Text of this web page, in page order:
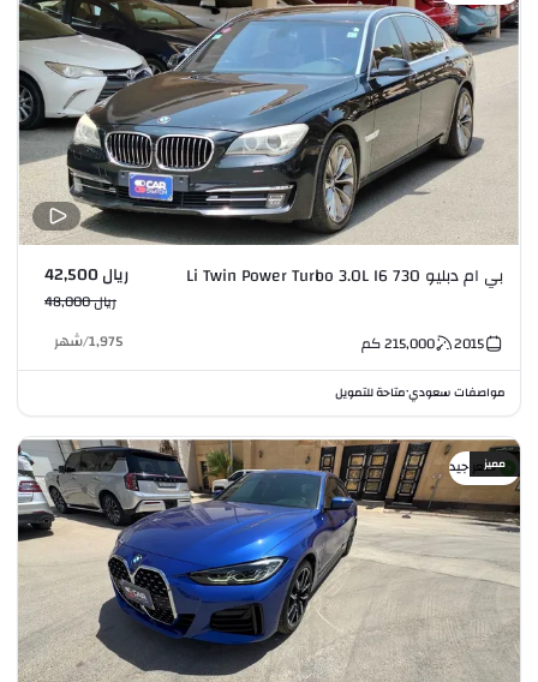
بي ام دبليو 730 Li Twin Power Turbo 3.0L I6 ريال 42,500
ريال 48,000
2015
215,000كم 1,975
/شهر
مواصفات سعودي•متاحة للتمويل
سعر جيدمميز